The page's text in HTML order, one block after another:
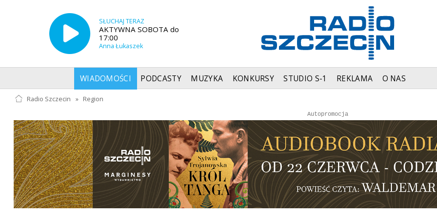
SŁUCHAJ TERAZ
AKTYWNA SOBOTA do
17:00
Anna Łukaszek
WIADOMOŚCI PODCASTY MUZYKA KONKURSY STUDIO S-1 REKLAMA O NAS
Radio Szczecin » Region
Autopromocja
Autopromocja
Reklama